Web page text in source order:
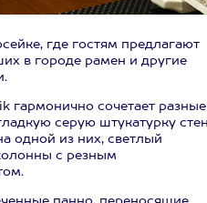
где гостям предлагают
в городе рамен и другие
гармонично сочетает разные
серую штукатурку
одной из них, светлый
с резным